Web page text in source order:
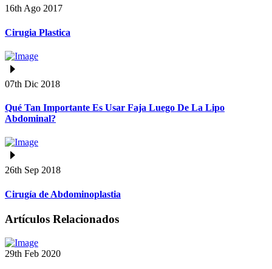
16th Ago 2017
Cirugia Plastica
07th Dic 2018
Qué Tan Importante Es Usar Faja Luego De La Lipo
Abdominal?
26th Sep 2018
Cirugía de Abdominoplastia
Artículos Relacionados
29th Feb 2020